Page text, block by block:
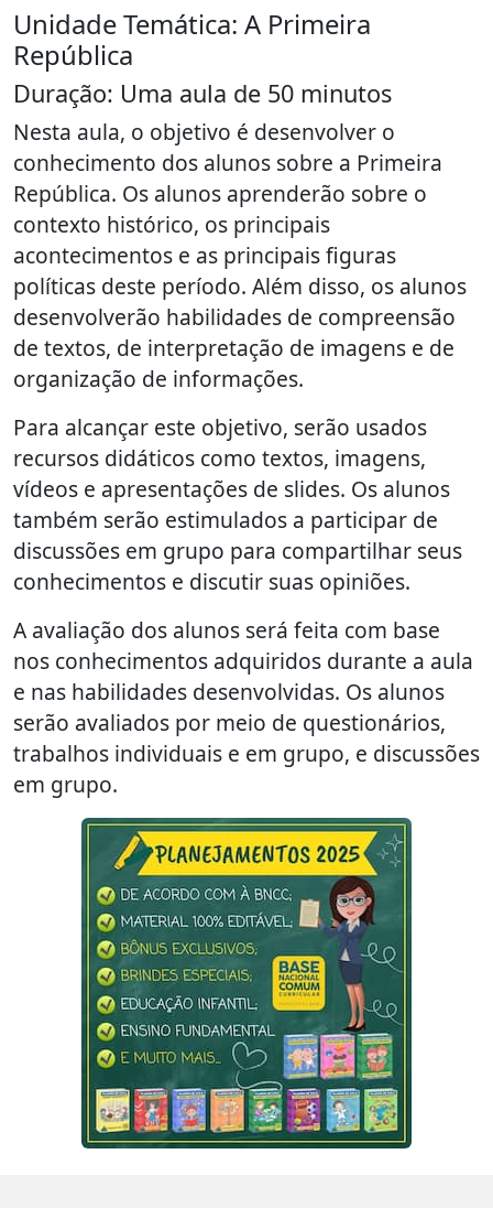
Unidade Temática: A Primeira
República
Duração: Uma aula de 50 minutos
Nesta aula, o objetivo é desenvolver o
conhecimento dos alunos sobre a Primeira
República. Os alunos aprenderão sobre o
contexto histórico, os principais
acontecimentos e as principais figuras
políticas deste período. Além disso, os alunos
desenvolverão habilidades de compreensão
de textos, de interpretação de imagens e de
organização de informações.
Para alcançar este objetivo, serão usados
recursos didáticos como textos, imagens,
vídeos e apresentações de slides. Os alunos
também serão estimulados a participar de
discussões em grupo para compartilhar seus
conhecimentos e discutir suas opiniões.
A avaliação dos alunos será feita com base
nos conhecimentos adquiridos durante a aula
e nas habilidades desenvolvidas. Os alunos
serão avaliados por meio de questionários,
trabalhos individuais e em grupo, e discussões
em grupo.